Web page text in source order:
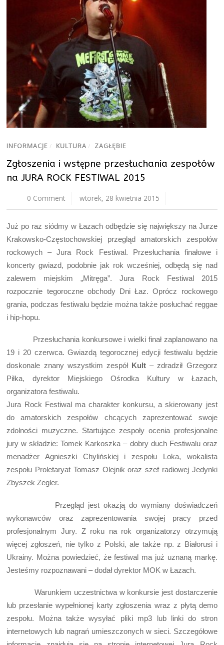
INFORMACJE / KULTURA / ZAGŁĘBIE
Zgłoszenia i wstępne przesłuchania zespołów
na JURA ROCK FESTIWAL 2015
0 Comment wtorek, 28 kwietnia 2015
Już po raz siódmy w Łazach odbędzie się największy na Jurze
Krakowsko-Częstochowskiej przegląd amatorskich zespołów
rockowych – Jura Rock Festiwal. Przesłuchania finałowe i
koncerty gwiazd, podobnie jak rok wcześniej, odbędą się nad
zalewem miejskim „Mitręga”. Jura Rock Festiwal 2015
rozpocznie tegoroczne obchody Dni Łaz. Oprócz rockowego
grania, podczas festiwalu będzie można także posłuchać reggae
i hip-hopu.
Przesłuchania konkursowe i wielki finał zaplanowano na
19 i 20 czerwca. Gwiazdą tegorocznej edycji festiwalu będzie
doskonale znany wszystkim zespół Kult – zdradził Grzegorz
Piłka, dyrektor Miejskiego Ośrodka Kultury w Łazach,
organizatora festiwalu.
Jura Rock Festiwal ma charakter konkursu, a skierowany jest
do amatorskich zespołów chcących zaprezentować swoje
zdolności muzyczne. Startujące zespoły ocenia profesjonalne
jury w składzie: Tomek Karkoszka – dobry duch Festiwalu oraz
menadżer Agnieszki Chylińskiej i zespołu Loka, wokalista
zespołu Proletaryat Tomasz Olejnik oraz szef radiowej Jedynki
Zbyszek Zegler.
Przegląd jest okazją do wymiany doświadczeń
wykonawców oraz zaprezentowania swojej pracy przed
profesjonalnym Jury. Z roku na rok organizatorzy otrzymują
więcej zgłoszeń, nie tylko z Polski, ale także np. z Białorusi i
Ukrainy. Można powiedzieć, że festiwal ma już uznaną markę.
Jesteśmy rozpoznawani – dodał dyrektor MOK w Łazach.
Warunkiem uczestnictwa w konkursie jest dostarczenie
lub przesłanie wypełnionej karty zgłoszenia wraz z płytą demo
zespołu. Można także wysyłać pliki mp3 lub linki do stron
internetowych lub nagrań umieszczonych w sieci. Szczegółowe